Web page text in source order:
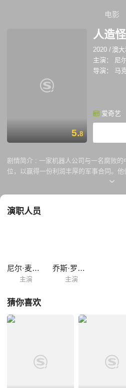
电影
5.8
人造
2020 / 澳
主演：
尼
导演：
马
爱奇艺
剧情简介 : 一家机器人公司与一名腐败
位，以赢得一份利润丰厚的军事合同。他
臭名昭著的老挝、柬埔寨和泰国之间的
势不可挡的杀人机器。
演职人员
尼尔·麦克唐纳
主演
乔斯·罗赛特
主演
猜你喜欢